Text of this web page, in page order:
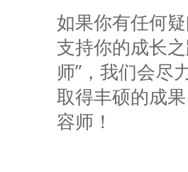
如果你有任何
支持你的成长
师”，我们会尽
取得丰硕的成
容师！